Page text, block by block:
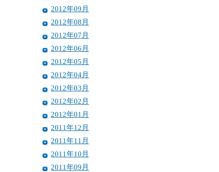
2012年09月
2012年08月
2012年07月
2012年06月
2012年05月
2012年04月
2012年03月
2012年02月
2012年01月
2011年12月
2011年11月
2011年10月
2011年09月